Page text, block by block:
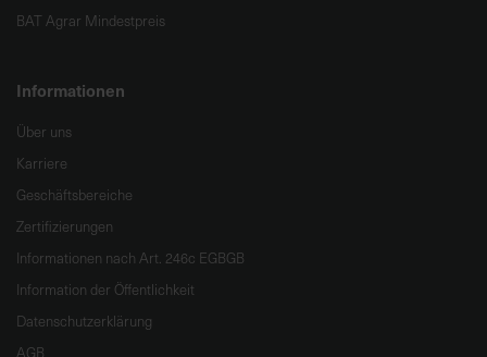
BAT Agrar Mindestpreis
Informationen
Über uns
Karriere
Geschäftsbereiche
Zertifizierungen
Informationen nach Art. 246c EGBGB
Information der Öffentlichkeit
Datenschutzerklärung
AGB